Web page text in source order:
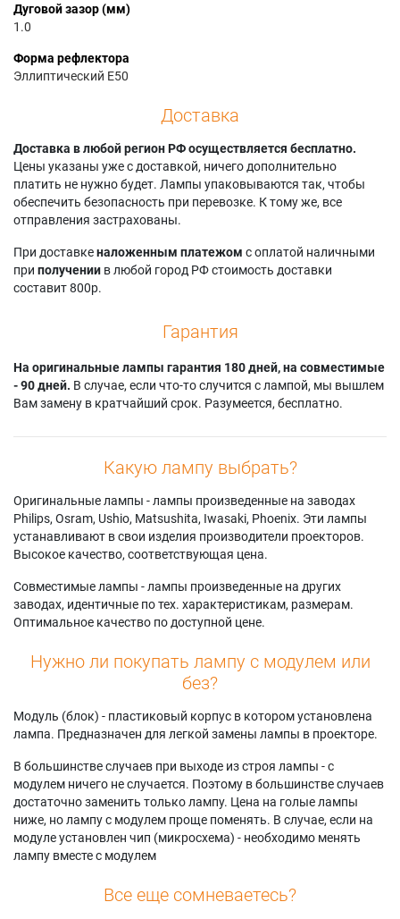
Дуговой зазор (мм)
1.0
Форма рефлектора
Эллиптический E50
Доставка
Доставка в любой регион РФ осуществляется бесплатно.
Цены указаны уже с доставкой, ничего дополнительно
платить не нужно будет. Лампы упаковываются так, чтобы
обеспечить безопасность при перевозке. К тому же, все
отправления застрахованы.
При доставкеналоженным платежом с оплатой наличными
при получении в любой город РФ стоимость доставки
составит 800р.
Гарантия
На оригинальные лампы гарантия 180 дней, на совместимые
- 90 дней. В случае, если что-то случится с лампой, мы вышлем
Вам замену в кратчайший срок. Разумеется, бесплатно.
Какую лампу выбрать?
Оригинальные лампы - лампы произведенные на заводах
Philips, Osram, Ushio, Matsushita, Iwasaki, Phoenix. Эти лампы
устанавливают в свои изделия производители проекторов.
Высокое качество, соответствующая цена.
Совместимые лампы - лампы произведенные на других
заводах, идентичные по тех. характеристикам, размерам.
Оптимальное качество по доступной цене.
Нужно ли покупать лампу с модулем или
без?
Модуль (блок) - пластиковый корпус в котором установлена
лампа. Предназначен для легкой замены лампы в проекторе.
В большинстве случаев при выходе из строя лампы - с
модулем ничего не случается. Поэтому в большинстве случаев
достаточно заменить только лампу. Цена на голые лампы
ниже, но лампу с модулем проще поменять. В случае, если на
модуле установлен чип (микросхема) - необходимо менять
лампу вместе с модулем
Все еще сомневаетесь?